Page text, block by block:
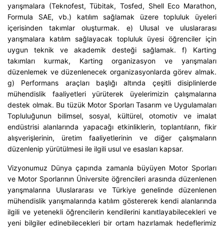
yarışmalara (Teknofest, Tübitak, Tosfed, Shell Eco Marathon,
Formula SAE, vb.) katılım sağlamak üzere topluluk üyeleri
içerisinden takımlar oluşturmak. e) Ulusal ve uluslararası
yarışmalara katılım sağlayacak topluluk üyesi öğrenciler için
uygun teknik ve akademik desteği sağlamak. f) Karting
takımları kurmak, Karting organizasyon ve yarışmaları
düzenlemek ve düzenlenecek organizasyonlarda görev almak.
g) Performans araçları başlığı altında çeşitli disiplinlerde
mühendislik faaliyetleri yürüterek üyelerimizin çalışmalarına
destek olmak. Bu tüzük Motor Sporları Tasarım ve Uygulamaları
Topluluğunun bilimsel, sosyal, kültürel, otomotiv ve imalat
endüstrisi alanlarında yapacağı etkinliklerin, toplantıların, fikir
alışverişlerinin, üretim faaliyetlerinin ve diğer çalışmaların
düzenlenip yürütülmesi ile ilgili usul ve esasları kapsar.
Vizyonumuz Dünya çapında zamanla büyüyen Motor Sporları
ve Motor Sporlarının Üniversite öğrencileri arasında düzenlenen
yarışmalarına Uluslararası ve Türkiye genelinde düzenlenen
mühendislik yarışmalarında katılım göstererek kendi alanlarında
ilgili ve yetenekli öğrencilerin kendilerini kanıtlayabilecekleri ve
yeni bilgiler edinebilecekleri bir ortam hazırlamak hedeflerimiz